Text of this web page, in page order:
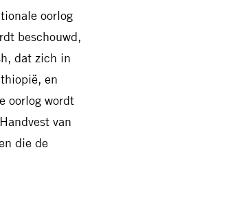
oorlog
beschouwd,
dat zich in
en
oorlog wordt
van
die de